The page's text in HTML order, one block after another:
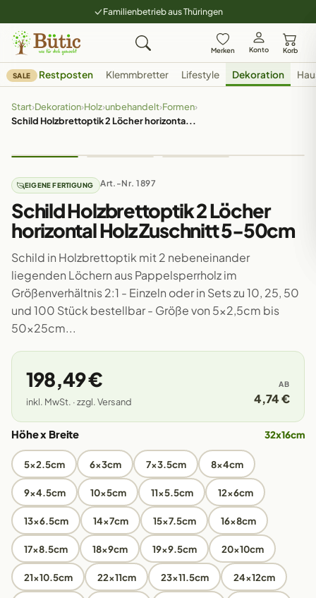
Familienbetrieb aus Thüringen
Merken Konto Korb
SALE Restposten Klemmbretter Lifestyle Dekoration
Start›Dekoration›Holz›unbehandelt›Formen›
Schild Holzbrettoptik 2 Löcher horizonta...
EIGENE FERTIGUNG Art.-Nr. 1897
Schild Holzbrettoptik 2 Löcher
horizontal Holz Zuschnitt 5-50cm
Schild in Holzbrettoptik mit 2 nebeneinander
liegenden Löchern aus Pappelsperrholz im
Größenverhältnis 2:1 - Einzeln oder in Sets zu 10, 25, 50
und 100 Stück bestellbar - Größe von 5x2,5cm bis
50x25cm...
198,49 €
inkl. MwSt. · zzgl. Versand
AB
4,74 €
Höhe x Breite 32x16cm
5x2.5cm 6x3cm 7x3.5cm 8x4cm
9x4.5cm 10x5cm 11x5.5cm 12x6cm
13x6.5cm 14x7cm 15x7.5cm 16x8cm
17x8.5cm 18x9cm 19x9.5cm 20x10cm
21x10.5cm 22x11cm 23x11.5cm 24x12cm